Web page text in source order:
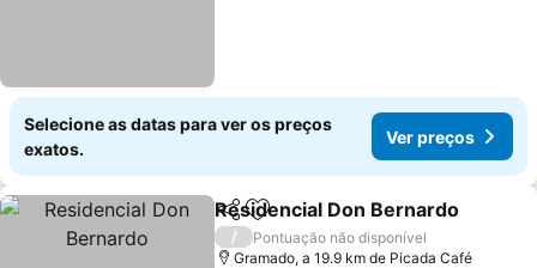
Selecione as datas para ver os preços
exatos.
Ver preços
PartilharAdicionar aos favoritos
Residencial Don Bernardo
/
Pontuação não disponível
Gramado, a 19.9 km de Picada Café